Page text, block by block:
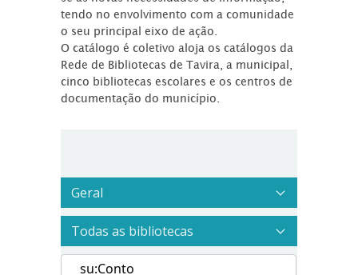
tendo no envolvimento com a comunidade
o seu principal eixo de ação.
O catálogo é coletivo aloja os catálogos da
Rede de Bibliotecas de Tavira, a municipal,
cinco bibliotecas escolares e os centros de
documentação do município.